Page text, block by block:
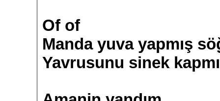
Of of
Manda yuva yapmış
Yavrusunu sinek